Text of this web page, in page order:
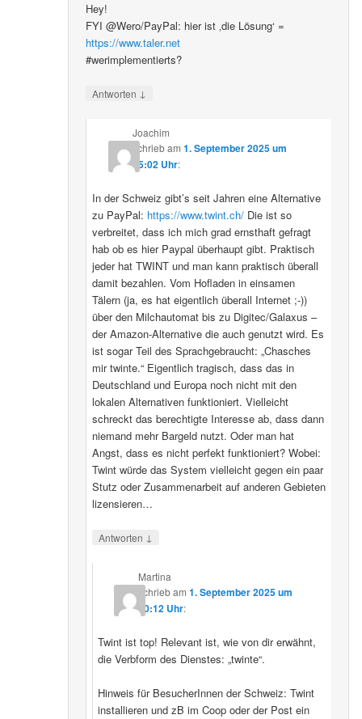
Hey!
FYI @Wero/PayPal: hier ist ‚die Lösung‘ =
https://www.taler.net
#werimplementierts?
Antworten ↓
Joachim
schriebam 1. September 2025 um
15:02 Uhr:
In der Schweiz gibt’s seit Jahren eine Alternative
zu PayPal: https://www.twint.ch/Die ist so
verbreitet, dass ich mich grad ernsthaft gefragt
hab ob es hier Paypal überhaupt gibt. Praktisch
jeder hat TWINT und man kann praktisch überall
damit bezahlen. Vom Hofladen in einsamen
Tälern (ja, es hat eigentlich überall Internet ;-))
über den Milchautomat bis zu Digitec/Galaxus –
der Amazon-Alternative die auch genutzt wird. Es
ist sogar Teil des Sprachgebraucht: „Chasches
mir twinte.“ Eigentlich tragisch, dass das in
Deutschland und Europa noch nicht mit den
lokalen Alternativen funktioniert. Vielleicht
schreckt das berechtigte Interesse ab, dass dann
niemand mehr Bargeld nutzt. Oder man hat
Angst, dass es nicht perfekt funktioniert? Wobei:
Twint würde das System vielleicht gegen ein paar
Stutz oder Zusammenarbeit auf anderen Gebieten
lizensieren…
Antworten ↓
Martina
schriebam1. September 2025 um
20:12 Uhr:
Twint ist top! Relevant ist, wie von dir erwähnt,
die Verbform des Dienstes: „twinte“.
Hinweis für BesucherInnen der Schweiz: Twint
installieren und zB im Coop oder der Post ein